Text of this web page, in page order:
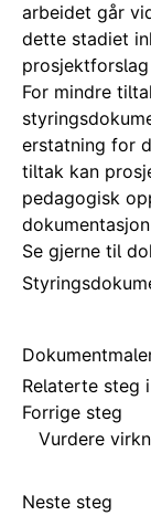
arbeidet går
dette stadiet
For mindre
erstatning for
tiltak kan
pedagogisk
Se gjerne til
Relaterte steg
Forrige steg
Vurdere
Neste steg